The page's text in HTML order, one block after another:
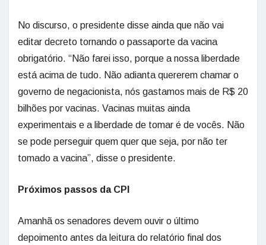
No discurso, o presidente disse ainda que não vai
editar decreto tornando o passaporte da vacina
obrigatório. “Não farei isso, porque a nossa liberdade
está acima de tudo. Não adianta quererem chamar o
governo de negacionista, nós gastamos mais de R$ 20
bilhões por vacinas. Vacinas muitas ainda
experimentais e a liberdade de tomar é de vocês. Não
se pode perseguir quem quer que seja, por não ter
tomado a vacina”, disse o presidente.
Próximos passos da CPI
Amanhã os senadores devem ouvir o último
depoimento antes da leitura do relatório final dos